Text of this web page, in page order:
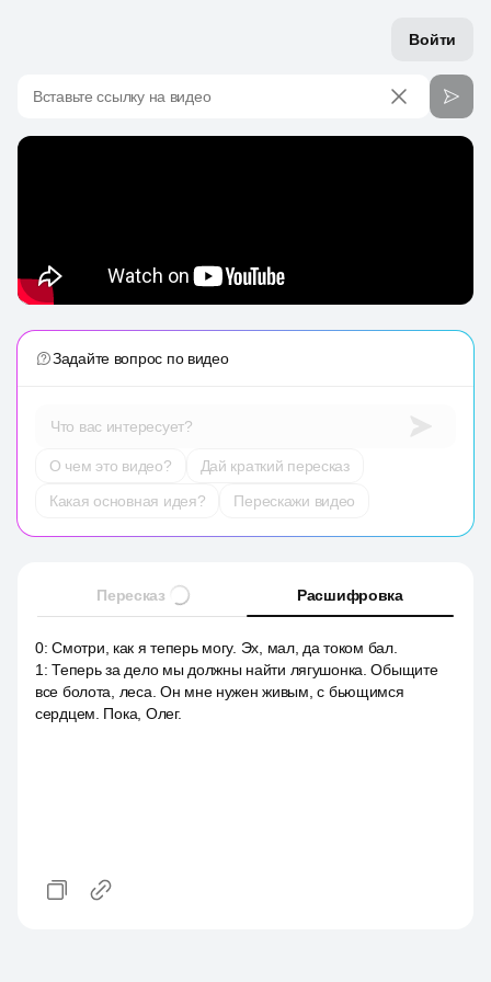
Войти
Вставьте ссылку на видео
Задайте вопрос по видео
Что вас интересует?
О чем это видео?
Дай краткий пересказ
Какая основная идея?
Перескажи видео
Пересказ Расшифровка
0:Смотри, как я теперь могу. Эх, мал, да током бал.
1 :Теперь за дело мы должны найти лягушонка. Обыщите
все болота, леса. Он мне нужен живым, с бьющимся
сердцем. Пока, Олег.